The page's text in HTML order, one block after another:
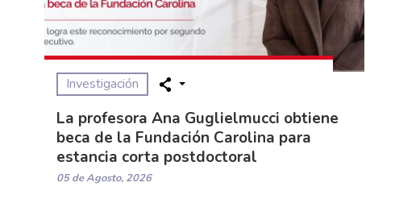
Investigación
La profesora Ana Guglielmucci obtiene
beca de la Fundación Carolina para
estancia corta postdoctoral
05 de Agosto, 2026